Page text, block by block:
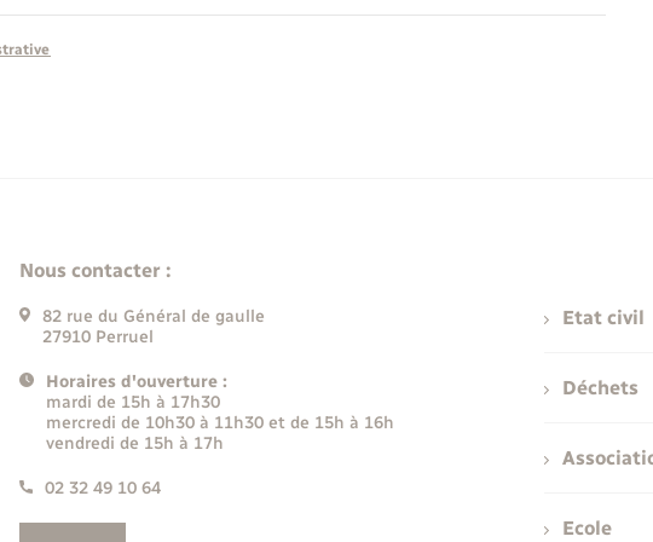
Nous contacter :
82 rue du Général de gaulle
27910 Perruel
Horaires d'ouverture :
mardi de 15h à 17h30
mercredi de 10h30 à 11h30 et de 15h à 16h
vendredi de 15h à 17h
02 32 49 10 64
Etat civil
Déchets
Ecole